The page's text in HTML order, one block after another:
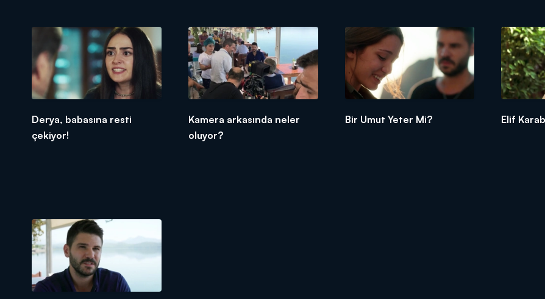
Derya, babasına resti
çekiyor!
Kamera arkasında neler
oluyor?
Bir Umut Yeter Mi? Elif